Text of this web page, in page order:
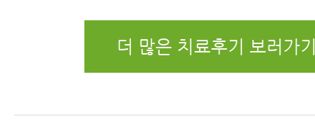
더 많은 치료후기 보러가